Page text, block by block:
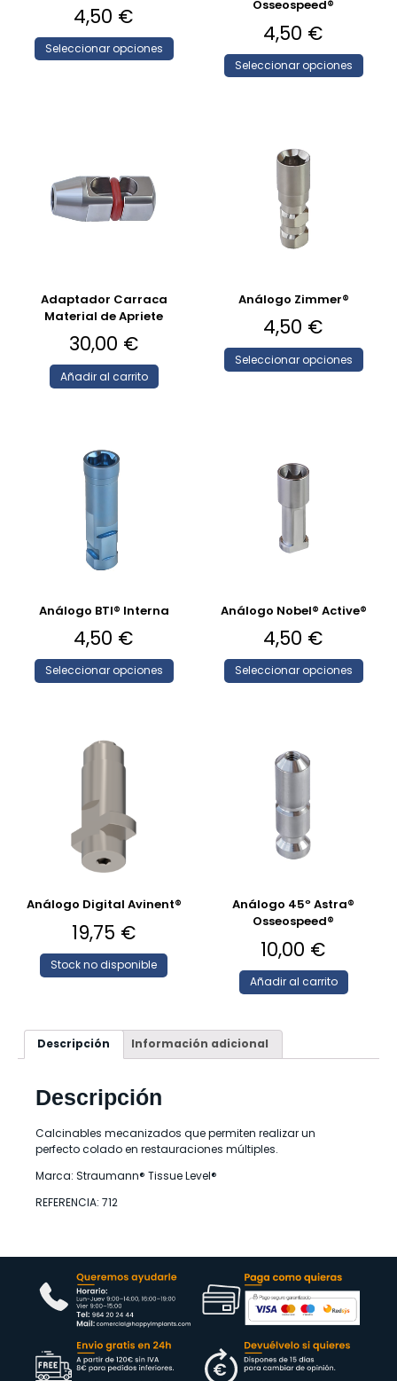
4,50 €
Seleccionar opciones
Osseospeed®
4,50 €
Seleccionar opciones
Adaptador Carraca
Material de Apriete
30,00 €
Añadir al carrito
Análogo Zimmer®
4,50 €
Seleccionar opciones
Análogo BTI® Interna
4,50 €
Seleccionar opciones
Análogo Nobel® Active®
4,50 €
Seleccionar opciones
Análogo Digital Avinent®
19,75 €
Stock no disponible
Análogo 45º Astra®
Osseospeed®
10,00 €
Añadir al carrito
Descripción Información adicional
Descripción
Calcinables mecanizados que permiten realizar un
perfecto colado en restauraciones múltiples.
Marca: Straumann® Tissue Level®
REFERENCIA: 712